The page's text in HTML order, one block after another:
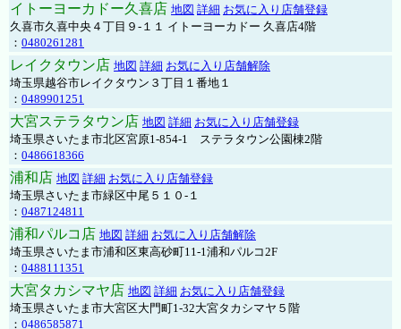
イトーヨーカドー久喜店 地図 詳細 お気に入り店舗登録
久喜市久喜中央４丁目９-１１ イトーヨーカドー 久喜店4階
： 0480261281
レイクタウン店 地図 詳細 お気に入り店舗解除
埼玉県越谷市レイクタウン３丁目１番地１
： 0489901251
大宮ステラタウン店 地図 詳細 お気に入り店舗登録
埼玉県さいたま市北区宮原1-854-1 ステラタウン公園棟2階
： 0486618366
浦和店 地図 詳細 お気に入り店舗登録
埼玉県さいたま市緑区中尾５１０-１
： 0487124811
浦和パルコ店 地図 詳細 お気に入り店舗解除
埼玉県さいたま市浦和区東高砂町11-1浦和パルコ2F
： 0488111351
大宮タカシマヤ店 地図 詳細 お気に入り店舗登録
埼玉県さいたま市大宮区大門町1-32大宮タカシマヤ５階
： 0486585871